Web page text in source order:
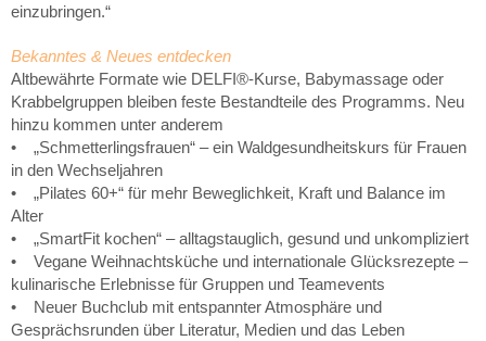
einzubringen.“
Bekanntes & Neues entdecken
Altbewährte Formate wie DELFI®-Kurse, Babymassage oder
Krabbelgruppen bleiben feste Bestandteile des Programms. Neu
hinzu kommen unter anderem
• „Schmetterlingsfrauen“ – ein Waldgesundheitskurs für Frauen
in den Wechseljahren
• „Pilates 60+“ für mehr Beweglichkeit, Kraft und Balance im
Alter
• „SmartFit kochen“ – alltagstauglich, gesund und unkompliziert
• Vegane Weihnachtsküche und internationale Glücksrezepte –
kulinarische Erlebnisse für Gruppen und Teamevents
• Neuer Buchclub mit entspannter Atmosphäre und
Gesprächsrunden über Literatur, Medien und das Leben